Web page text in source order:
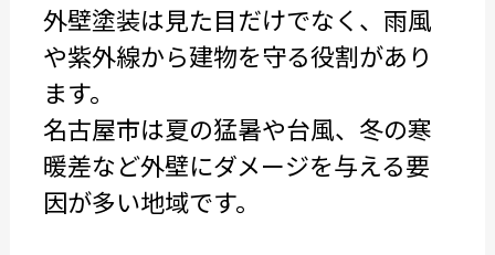
外壁塗装は見た目だけでなく、雨風
や紫外線から建物を守る役割があり
ます。
名古屋市は夏の猛暑や台風、冬の寒
暖差など外壁にダメージを与える要
因が多い地域です。